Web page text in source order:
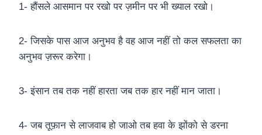
1- हौंसले आसमान पर रखो पर ज़मीन पर भी ख्याल रखो।
2- जिसके पास आज अनुभव है वह आज नहीं तो कल सफलता का
अनुभव ज़रूर करेगा।
3- इंसान तब तक नहीं हारता जब तक हार नहीं मान जाता।
4- जब तूफ़ान से लाजवाब हो जाओ तब हवा के झोंको से डरना